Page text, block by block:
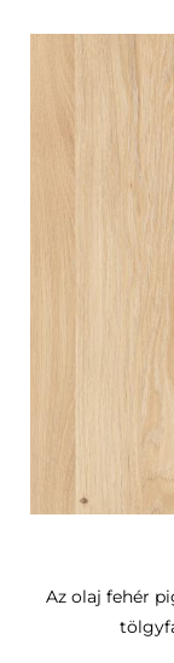
Az olaj fehér